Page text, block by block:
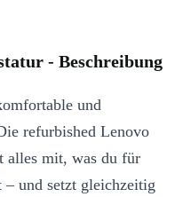
- Beschreibung
und
refurbished Lenovo
alles mit, was du für
und setzt gleichzeitig